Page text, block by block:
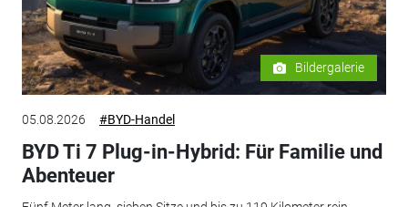
Bildergalerie
05.08.2026 #BYD-Handel
BYD Ti 7 Plug-in-Hybrid: Für Familie und
Abenteuer